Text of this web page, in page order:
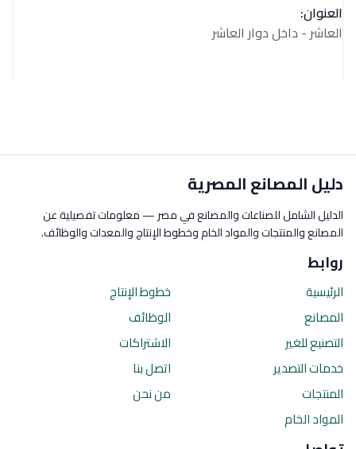
العنوان:
العاشر - داخل دوار العاشر
دليل المصانع المصرية
الدليل الشامل للصناعات والمصانع في مصر — معلومات تفصيلية عن
المصانع والمنتجات والمواد الخام وخطوط الإنتاج والمعدات والوظائف.
روابط
الرئيسية
المصانع
التصنيع للغير
خدمات التصدير
المنتجات
المواد الخام
خطوط الإنتاج
الوظائف
الاشتراكات
اتصل بنا
من نحن